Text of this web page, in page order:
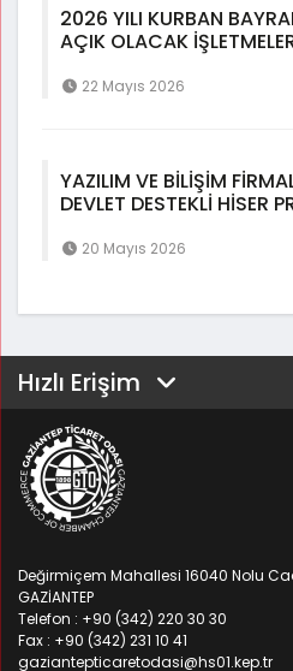
2026 YILI KURBAN
AÇIK OLACAK
22 Mayıs 2026
YAZILIM VE BİLİŞİM
DEVLET DESTEKLİ HİSER
20 Mayıs 2026
Hızlı Erişim
Değirmiçem Mahallesi 16040 Nolu
GAZİANTEP
Telefon : +90 (342) 220 30 30
Fax : +90 (342) 231 10 41
gaziantepticaretodasi@hs01.kep.tr